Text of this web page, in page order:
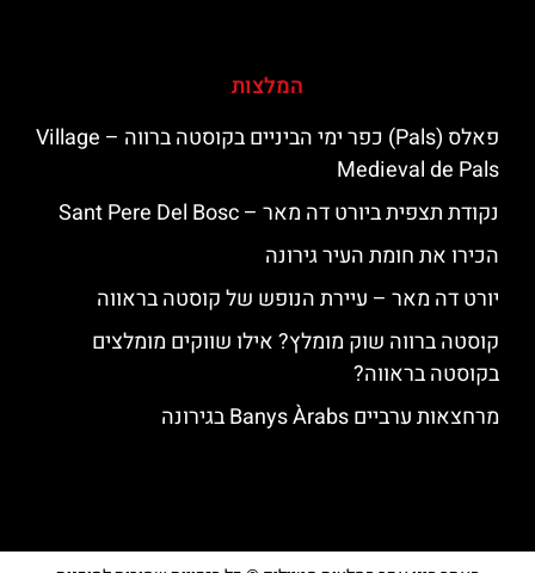
המלצות
פאלס (Pals) כפר ימי הביניים בקוסטה ברווה – ‪‪Village
Medieval de Pals‬‬
נקודת תצפית ביורט דה מאר – Sant Pere Del Bosc
הכירו את חומת העיר גירונה
יורט דה מאר – עיירת הנופש של קוסטה בראווה
קוסטה ברווה שוק מומלץ? אילו שווקים מומלצים
בקוסטה בראווה?
מרחצאות ערביים Banys Àrabs בגירונה